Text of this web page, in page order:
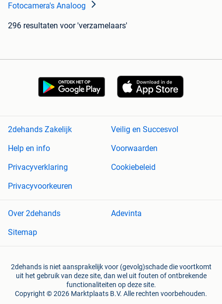
Fotocamera's Analoog
296 resultaten voor 'verzamelaars'
2dehands Zakelijk
Veilig en Succesvol
Help en info
Voorwaarden
Privacyverklaring
Cookiebeleid
Privacyvoorkeuren
Over 2dehands
Adevinta
Sitemap
2dehands is niet aansprakelijk voor (gevolg)schade die voortkomt
uit het gebruik van deze site, dan wel uit fouten of ontbrekende
functionaliteiten op deze site.
Copyright © 2026 Marktplaats B.V. Alle rechten voorbehouden.